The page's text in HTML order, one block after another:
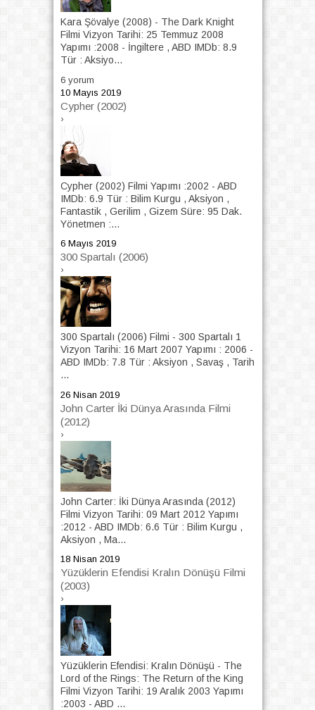
Kara Şövalye (2008) - The Dark Knight
Filmi Vizyon Tarihi: 25 Temmuz 2008
Yapımı :2008 - İngiltere , ABD IMDb: 8.9
Tür : Aksiyo...
6 yorum
10 Mayıs 2019
Cypher (2002)
›
Cypher (2002) Filmi Yapımı :2002 - ABD
IMDb: 6.9 Tür : Bilim Kurgu , Aksiyon ,
Fantastik , Gerilim , Gizem Süre: 95 Dak.
Yönetmen :...
6 Mayıs 2019
300 Spartalı (2006)
›
300 Spartalı (2006) Filmi - 300 Spartalı 1
Vizyon Tarihi: 16 Mart 2007 Yapımı : 2006 -
ABD IMDb: 7.8 Tür : Aksiyon , Savaş , Tarih
...
26 Nisan 2019
John Carter İki Dünya Arasında Filmi
(2012)
›
John Carter: İki Dünya Arasında (2012)
Filmi Vizyon Tarihi: 09 Mart 2012 Yapımı
:2012 - ABD IMDb: 6.6 Tür : Bilim Kurgu ,
Aksiyon , Ma...
18 Nisan 2019
Yüzüklerin Efendisi Kralın Dönüşü Filmi
(2003)
›
Yüzüklerin Efendisi: Kralın Dönüşü - The
Lord of the Rings: The Return of the King
Filmi Vizyon Tarihi: 19 Aralık 2003 Yapımı
:2003 - ABD ...